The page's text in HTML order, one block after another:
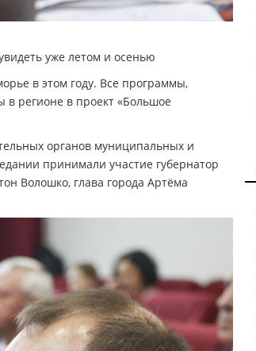
уже летом и осенью
в этом году. Все программы,
регионе в проект «Большое
органов муниципальных и
принимали участие губернатор
Волошко, глава города Артёма